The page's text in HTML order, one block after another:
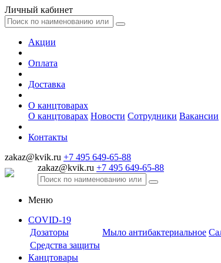
Личный кабинет
Акции
Оплата
Доставка
О канцтоварах
О канцтоварах Новости Сотрудники Вакансии
Контакты
zakaz@kvik.ru +7 495 649-65-88
zakaz@kvik.ru +7 495 649-65-88
Меню
COVID-19
Дозаторы
Мыло антибактериальное
Средства защиты
Канцтовары